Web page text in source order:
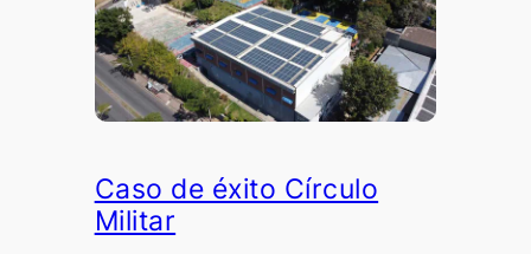
Caso de éxito Círculo
Militar